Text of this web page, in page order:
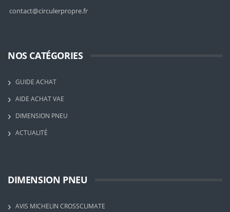
contact@circulerpropre.fr
NOS CATÉGORIES
GUIDE ACHAT
AIDE ACHAT VAE
DIMENSION PNEU
ACTUALITÉ
DIMENSION PNEU
AVIS MICHELIN CROSSCLIMATE